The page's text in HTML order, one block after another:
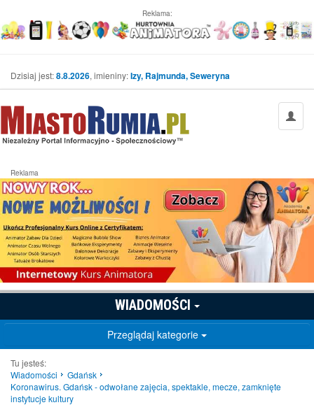
Reklama:
Dzisiaj jest:8.8.2026, imieniny:Izy, Rajmunda, Seweryna
Reklama
WIADOMOŚCI
Przeglądaj kategorie
Tu jesteś:
Wiadomości
Gdańsk
Koronawirus. Gdańsk - odwołane zajęcia, spektakle, mecze, zamknięte
instytucje kultury